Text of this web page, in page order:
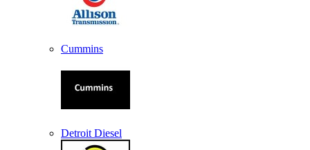
Cummins
Detroit Diesel